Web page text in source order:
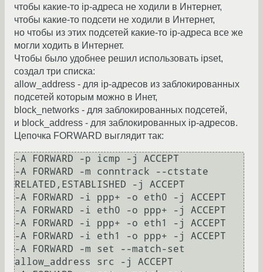
чтобы какие-то ip-адреса не ходили в Интернет,
чтобы какие-то подсети не ходили в Интернет,
но чтобы из этих подсетей какие-то ip-адреса все же
могли ходить в Интернет.
Чтобы было удобнее решил использовать ipset,
создал три списка:
allow_address - для ip-адресов из заблокированных
подсетей которым можно в Инет,
block_networks - для заблокированных подсетей,
и block_address - для заблокированных ip-адресов.
Цепочка FORWARD выглядит так:
-A FORWARD -p icmp -j ACCEPT
-A FORWARD -m conntrack --ctstate
RELATED,ESTABLISHED -j ACCEPT
-A FORWARD -i ppp+ -o eth0 -j ACCEPT
-A FORWARD -i eth0 -o ppp+ -j ACCEPT
-A FORWARD -i ppp+ -o eth1 -j ACCEPT
-A FORWARD -i eth1 -o ppp+ -j ACCEPT
-A FORWARD -m set --match-set
allow_address src -j ACCEPT